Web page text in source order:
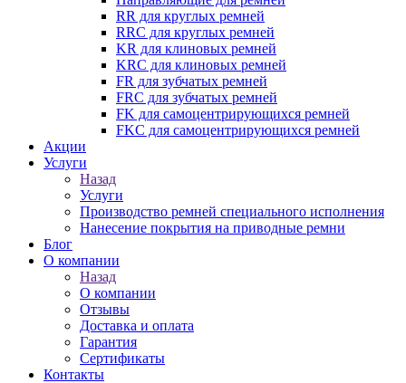
RR для круглых ремней
RRC для круглых ремней
KR для клиновых ремней
KRC для клиновых ремней
FR для зубчатых ремней
FRC для зубчатых ремней
FK для самоцентрирующихся ремней
FKC для самоцентрирующихся ремней
Акции
Услуги
Назад
Услуги
Производство ремней специального исполнения
Нанесение покрытия на приводные ремни
Блог
О компании
Назад
О компании
Отзывы
Доставка и оплата
Гарантия
Сертификаты
Контакты